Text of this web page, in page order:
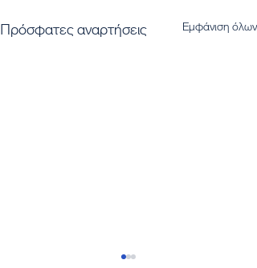
Πρόσφατες αναρτήσεις Εμφάνιση όλων